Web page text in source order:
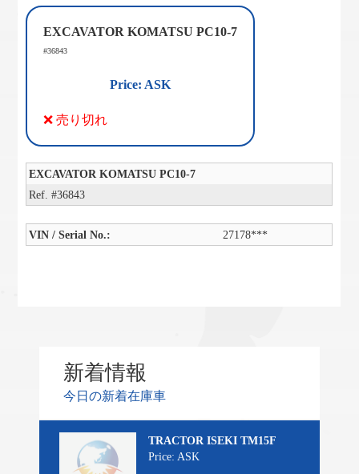
EXCAVATOR KOMATSU PC10-7
#36843
Price: ASK
❌ 売り切れ
EXCAVATOR KOMATSU PC10-7
Ref. #36843
VIN / Serial No.: 27178***
新着情報
今日の新着在庫車
TRACTOR ISEKI TM15F
Price: ASK